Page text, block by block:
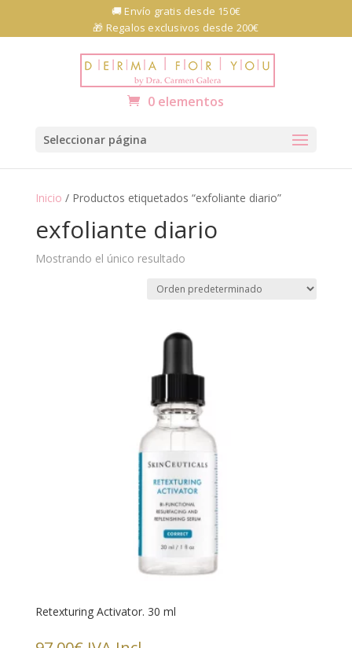
Abrir barra de herramientas
🚚 Envío gratis desde 150€
🎁 Regalos exclusivos desde 200€
0 elementos
Seleccionar página
Inicio / Productos etiquetados “exfoliante diario”
exfoliante diario
Mostrando el único resultado
Retexturing Activator. 30 ml